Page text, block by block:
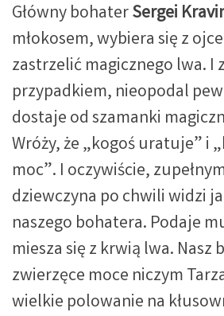
Główny bohaterSergei
młokosem, wybiera się z
zastrzelić magicznego lwa. I
przypadkiem, nieopodal
dostaje od szamanki
Wróży, że „kogoś uratuje” i
moc”. I oczywiście,
dziewczyna po chwili widzi
naszego bohatera. Podaje
miesza się z krwią lwa. Nasz
zwierzęce moce niczym
wielkie polowanie na